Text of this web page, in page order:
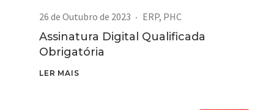
26 de Outubro de 2023 ERP, PHC
Assinatura Digital Qualificada
Obrigatória
LER MAIS